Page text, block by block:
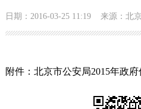
各区热点
日期：2016-03-25 11:19 来源：北
附件：北京市公安局2015年政